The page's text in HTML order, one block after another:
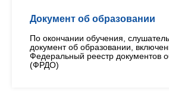
Документ об образовании
По окончании обучения,
документ об образовании,
Федеральный реестр документов
(ФРДО)